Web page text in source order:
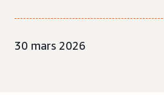
30 mars 2026